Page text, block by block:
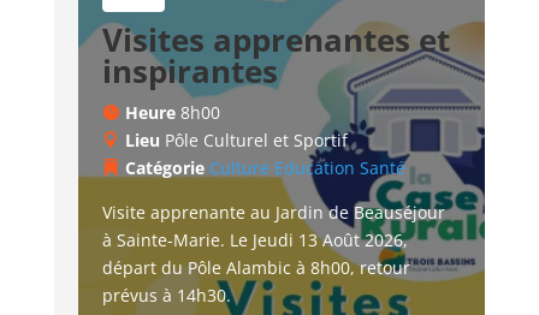
Visites apprenantes et
inspirantes
Heure 8h00
Lieu Pôle Culturel et Sportif
Catégorie Culture Education Santé
Visite apprenante au Jardin de Beauséjour
à Sainte-Marie. Le Jeudi 13 Août 2026,
départ du Pôle Alambic à 8h00, retour
prévus à 14h30.